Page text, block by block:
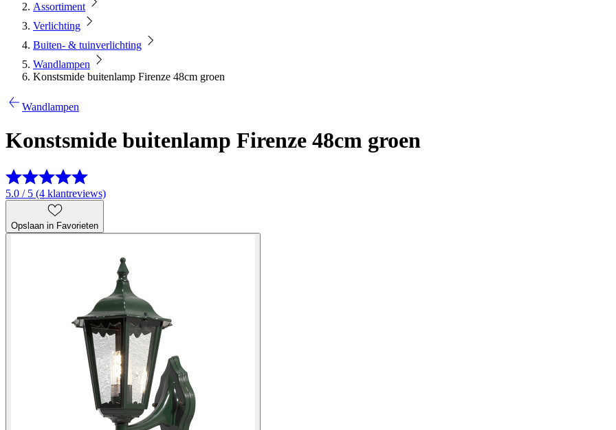
Assortiment
Verlichting
Buiten- & tuinverlichting
Wandlampen
Konstsmide buitenlamp Firenze 48cm groen
Wandlampen
Konstsmide buitenlamp Firenze 48cm groen
5.0 / 5 (4 klantreviews)
Opslaan in Favorieten